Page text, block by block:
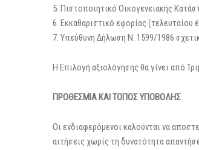
5. Πιστοποιητικό Οικογενειακής
6. Εκκαθαριστικό εφορίας (τελευταίου
7. Υπεύθυνη Δήλωση Ν. 1599/1986
Η Επιλογή αξιολόγησης θα γίνει από
ΠΡΟΘΕΣΜΙΑ ΚΑΙ ΤΟΠΟΣ ΥΠΟΒΟΛΗΣ
Οι ενδιαφερόμενοι καλούνται να
αιτήσεις χωρίς τη δυνατότητα